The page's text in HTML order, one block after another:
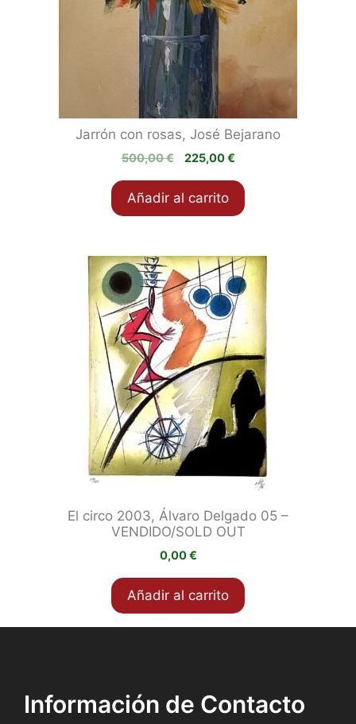
Jarrón con rosas, José Bejarano
500,00€
El
original
era:
225,00€El
actual
es:
Añadir al carrito
El circo 2003, Álvaro Delgado 05 –
VENDIDO/SOLD OUT
0,00€
Añadir al carrito
Información de Contacto